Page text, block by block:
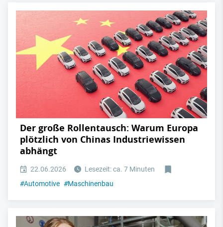
Der große Rollentausch: Warum Europa
plötzlich von Chinas Industriewissen
abhängt
22.06.2026
Lesezeit: ca. 7 Minuten
#Automotive #Maschinenbau